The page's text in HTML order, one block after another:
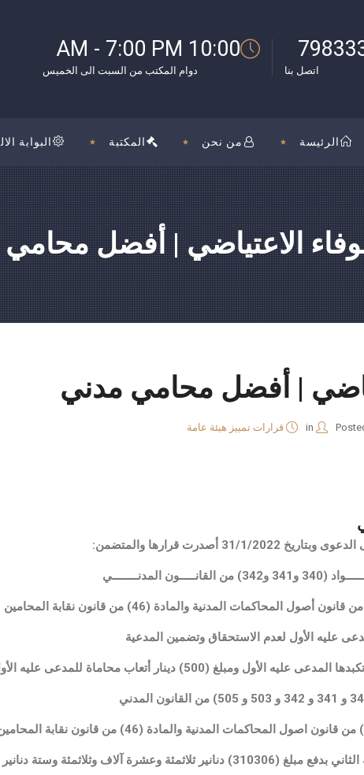
10:00 AM - 7:00 PM
دوام المكتب من السبت الى الخميس اتصل بنا
البوابة المكتبة من نحن الرئيسة
الاعتياضي | أفضل
| أفضل محامي مدني
in قرارات تمييز هيئة عامة
أصدرت قرارها والمتضمن:
المدنــــــــي
عليه الأول لعدم الاستحقاق وتضمين المدعية
ومبلغ (500) دينار أتعاب محاماة للمدعى عليه الأول.
وعشرة آلاف وثلاثمئة وستة دنانير